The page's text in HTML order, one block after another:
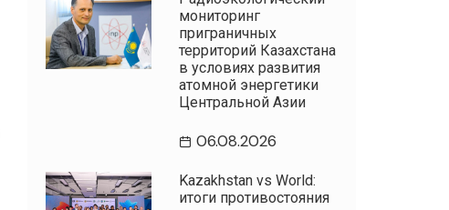
мониторинг
приграничных
территорий Казахстана
в условиях развития
атомной энергетики
Центральной Азии
06.08.2026
Kazakhstan vs World:
итоги противостояния